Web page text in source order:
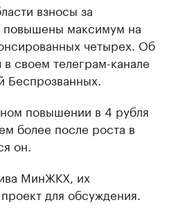
взносы за
повышены максимум на
четырех. Об
своем телеграм-канале
Беспрозванных.
повышении в 4 рубля
более после роста в
он.
МинЖКХ, их
для обсуждения.